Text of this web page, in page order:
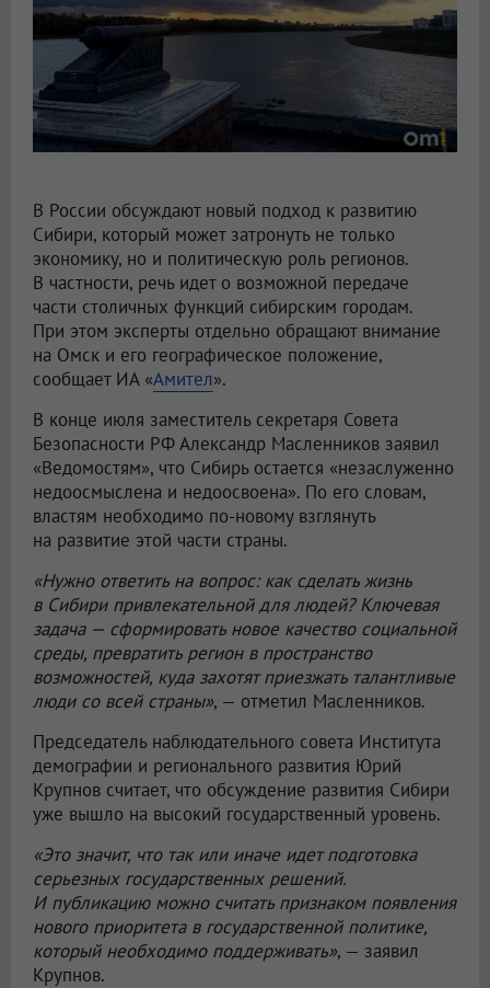
В России обсуждают новый подход к развитию
Сибири, который может затронуть не только
экономику, но и политическую роль регионов.
В частности, речь идет о возможной передаче
части столичных функций сибирским городам.
При этом эксперты отдельно обращают внимание
на Омск и его географическое положение,
сообщает ИА «Амител».
В конце июля заместитель секретаря Совета
Безопасности РФ Александр Масленников заявил
«Ведомостям», что Сибирь остается «незаслуженно
недоосмыслена и недоосвоена». По его словам,
властям необходимо по-новому взглянуть
на развитие этой части страны.
«Нужно ответить на вопрос: как сделать жизнь
в Сибири привлекательной для людей? Ключевая
задача — сформировать новое качество социальной
среды, превратить регион в пространство
возможностей, куда захотят приезжать талантливые
люди со всей страны», — отметил Масленников.
Председатель наблюдательного совета Института
демографии и регионального развития Юрий
Крупнов считает, что обсуждение развития Сибири
уже вышло на высокий государственный уровень.
«Это значит, что так или иначе идет подготовка
серьезных государственных решений.
И публикацию можно считать признаком появления
нового приоритета в государственной политике,
который необходимо поддерживать», — заявил
Крупнов.